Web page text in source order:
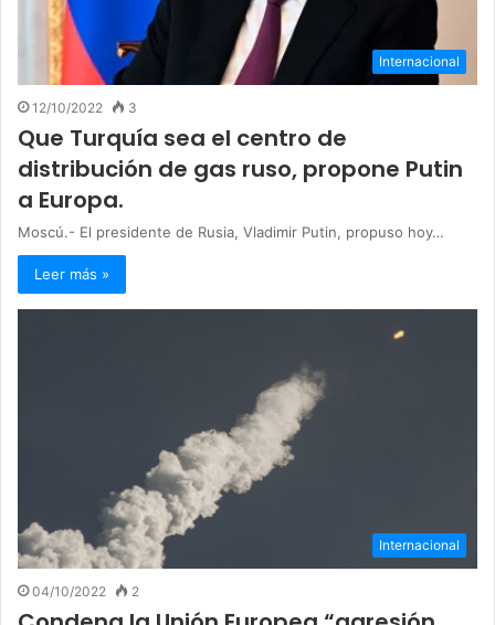
Internacional
12/10/2022 3
Que Turquía sea el centro de
distribución de gas ruso, propone Putin
a Europa.
Moscú.- El presidente de Rusia, Vladimir Putin, propuso hoy…
Leer más »
Internacional
04/10/2022 2